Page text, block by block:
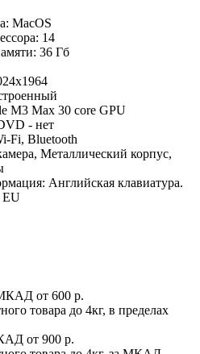
MacOS
14
36 Гб
M3 Max 30 core GPU
- нет
Fi, Bluetooth
Металлический корпус,
Английская клавиатура.
EU
МКАД от 600 р.
товара до 4кг, в пределах
от 900 р.